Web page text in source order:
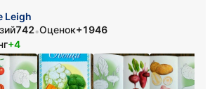
Leigh
742•Оценок+1946
+4